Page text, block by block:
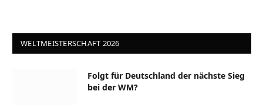
WELTMEISTERSCHAFT 2026
Folgt für Deutschland der nächste Sieg
bei der WM?